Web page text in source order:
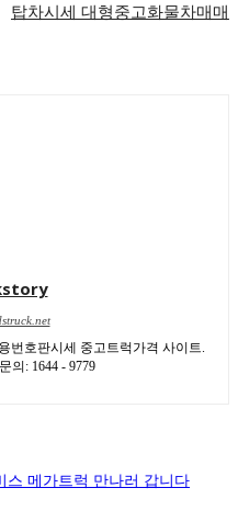
탑차시세 대형중고화물차매매
번호판시세 중고트럭가격 사이트.
의: 1644 - 9779
스 메가트럭 만나러 갑니다